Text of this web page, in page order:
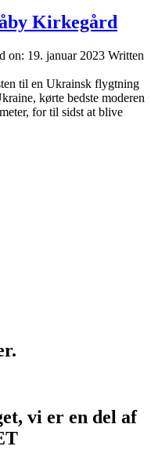
Kirkegård
on: 19. januar 2023 Written
til en Ukrainsk flygtning
kørte bedste moderen
for til sidst at blive
vi er en del af